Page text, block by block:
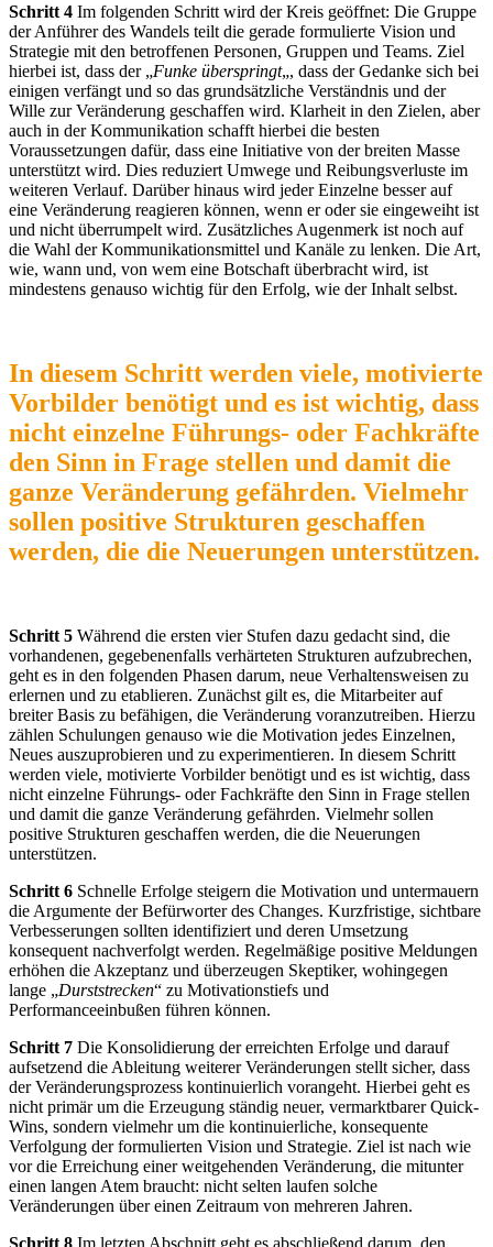
Schritt 4 Im folgenden Schritt wird der Kreis geöffnet: Die Gruppe
der Anführer des Wandels teilt die gerade formulierte Vision und
Strategie mit den betroffenen Personen, Gruppen und Teams. Ziel
hierbei ist, dass der „Funke überspringt„, dass der Gedanke sich bei
einigen verfängt und so das grundsätzliche Verständnis und der
Wille zur Veränderung geschaffen wird. Klarheit in den Zielen, aber
auch in der Kommunikation schafft hierbei die besten
Voraussetzungen dafür, dass eine Initiative von der breiten Masse
unterstützt wird. Dies reduziert Umwege und Reibungsverluste im
weiteren Verlauf. Darüber hinaus wird jeder Einzelne besser auf
eine Veränderung reagieren können, wenn er oder sie eingeweiht ist
und nicht überrumpelt wird. Zusätzliches Augenmerk ist noch auf
die Wahl der Kommunikationsmittel und Kanäle zu lenken. Die Art,
wie, wann und, von wem eine Botschaft überbracht wird, ist
mindestens genauso wichtig für den Erfolg, wie der Inhalt selbst.
In diesem Schritt werden viele, motivierte
Vorbilder benötigt und es ist wichtig, dass
nicht einzelne Führungs- oder Fachkräfte
den Sinn in Frage stellen und damit die
ganze Veränderung gefährden. Vielmehr
sollen positive Strukturen geschaffen
werden, die die Neuerungen unterstützen.
Schritt 5 Während die ersten vier Stufen dazu gedacht sind, die
vorhandenen, gegebenenfalls verhärteten Strukturen aufzubrechen,
geht es in den folgenden Phasen darum, neue Verhaltensweisen zu
erlernen und zu etablieren. Zunächst gilt es, die Mitarbeiter auf
breiter Basis zu befähigen, die Veränderung voranzutreiben. Hierzu
zählen Schulungen genauso wie die Motivation jedes Einzelnen,
Neues auszuprobieren und zu experimentieren. In diesem Schritt
werden viele, motivierte Vorbilder benötigt und es ist wichtig, dass
nicht einzelne Führungs- oder Fachkräfte den Sinn in Frage stellen
und damit die ganze Veränderung gefährden. Vielmehr sollen
positive Strukturen geschaffen werden, die die Neuerungen
unterstützen.
Schritt 6 Schnelle Erfolge steigern die Motivation und untermauern
die Argumente der Befürworter des Changes. Kurzfristige, sichtbare
Verbesserungen sollten identifiziert und deren Umsetzung
konsequent nachverfolgt werden. Regelmäßige positive Meldungen
erhöhen die Akzeptanz und überzeugen Skeptiker, wohingegen
lange „Durststrecken“ zu Motivationstiefs und
Performanceeinbußen führen können.
Schritt 7 Die Konsolidierung der erreichten Erfolge und darauf
aufsetzend die Ableitung weiterer Veränderungen stellt sicher, dass
der Veränderungsprozess kontinuierlich vorangeht. Hierbei geht es
nicht primär um die Erzeugung ständig neuer, vermarktbarer Quick-
Wins, sondern vielmehr um die kontinuierliche, konsequente
Verfolgung der formulierten Vision und Strategie. Ziel ist nach wie
vor die Erreichung einer weitgehenden Veränderung, die mitunter
einen langen Atem braucht: nicht selten laufen solche
Veränderungen über einen Zeitraum von mehreren Jahren.
Schritt 8 Im letzten Abschnitt geht es abschließend darum, den